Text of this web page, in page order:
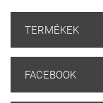
TERMÉKEK
FACEBOOK